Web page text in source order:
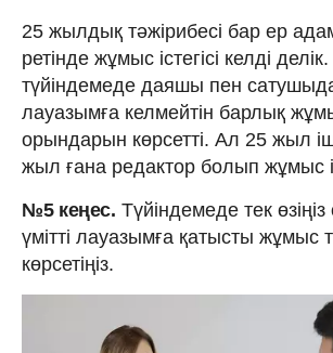
25 жылдық тәжірибесі бар ер
ретінде жұмыс істегісі келді
түйіндемеде даяшы пен
лауазымға келмейтін барлық
орындарын көрсетті. Ал 25 жыл
жыл ғана редактор болып жұмыс
№5 кеңес. Түйіндемеде тек
үмітті лауазымға қатысты жұмыс
көрсетіңіз.